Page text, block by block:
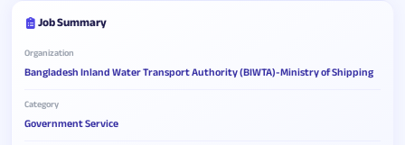
Job Summary
Organization
Bangladesh Inland Water Transport Authority (BIWTA)-Ministry of Shipping
Category
Government Service